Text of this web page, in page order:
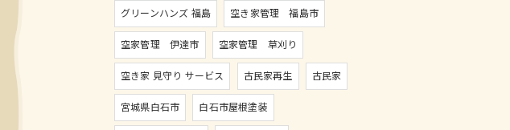
グリーンハンズ 福島
空き家管理 福島市
空家管理 伊達市
空家管理 草刈り
空き家 見守り サービス
古民家再生
古民家
宮城県白石市
白石市屋根塗装